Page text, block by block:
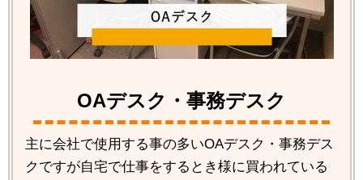
OAデスク・事務デスク
主に会社で使用する事の多いOAデスク・事務デス
クですが自宅で仕事をするとき様に買われている